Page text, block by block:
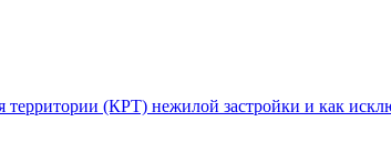
(КРТ) нежилой застройки и как